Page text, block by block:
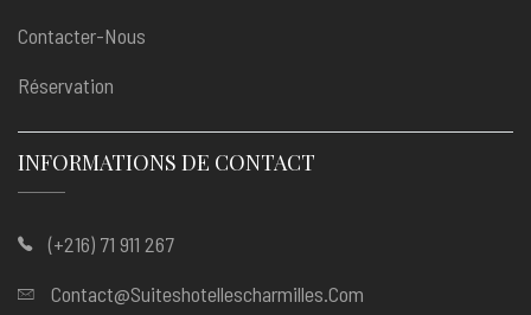
Contacter-Nous
Réservation
INFORMATIONS DE CONTACT
(+216) 71 911 267
Contact@suiteshotellescharmilles.com